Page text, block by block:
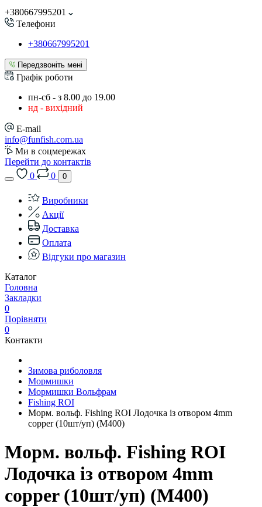
+380667995201
Телефони
+380667995201
Передзвоніть мені
Графік роботи
пн-сб - з 8.00 до 19.00
нд - вихідний
E-mail
info@funfish.com.ua
Ми в соцмережах
Перейти до контактів
0
0 0
Виробники
Акції
Доставка
Оплата
Відгуки про магазин
Каталог
Головна
Закладки
0
Порівняти
0
Контакти
Зимова риболовля
Мормишки
Мормишки Вольфрам
Fishing ROI
Морм. вольф. Fishing ROI Лодочка із отвором 4mm
copper (10шт/уп) (M400)
Морм. вольф. Fishing ROI
Лодочка із отвором 4mm
copper (10шт/уп) (M400)